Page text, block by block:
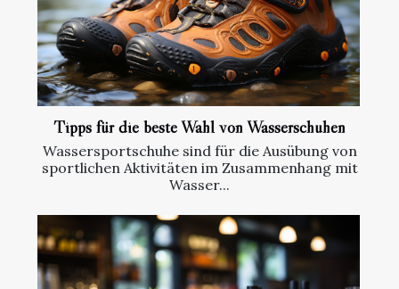
Tipps für die beste Wahl von Wasserschuhen
Wassersportschuhe sind für die Ausübung von
sportlichen Aktivitäten im Zusammenhang mit
Wasser...